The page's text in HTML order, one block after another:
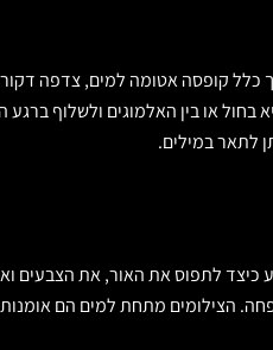
כלל קופסה אטומה למים, צדפה
או בין האלמוגים ולשלוף ברגע
לתאר במילים.
כיצד לתפוס את האור, את הצבעים
הצילומים מתחת למים הם אומנות